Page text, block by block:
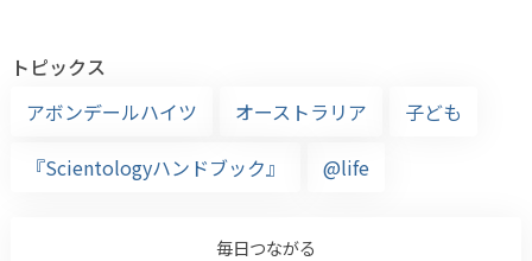
トピックス
アボンデールハイツ
オーストラリア
子ども
『Scientologyハンドブック』
@life
毎日つながる